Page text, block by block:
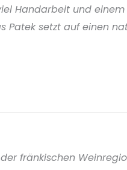
Handarbeit und
Patek setzt auf einen
fränkischen